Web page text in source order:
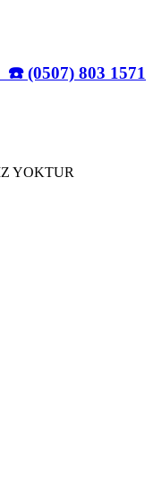
☎️ (0507) 803 1571
YOKTUR